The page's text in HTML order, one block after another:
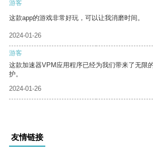
游客
这款app的游戏非常好玩，可以让我消磨时间。
2024-01-26
游客
这款加速器VPM应用程序已经为我们带来了无限
护。
2024-01-26
友情链接